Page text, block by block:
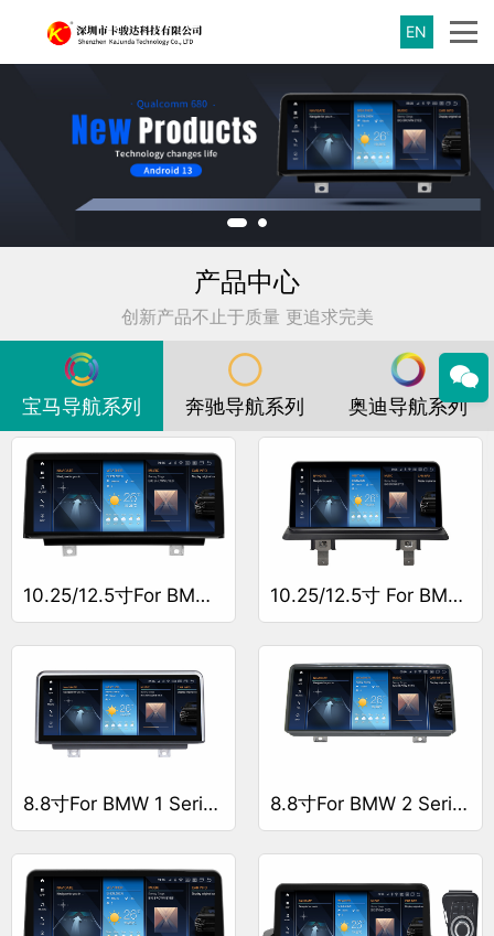
EN
产品中心
创新产品不止于质量 更追求完美
宝马导航系列 奔驰导航系列 奥迪导航系列
10.25/12.5寸For BMW 1 Series F20/F21/F23导航仪 10.25/12.5寸 For BMW 1 Series E81/E82/E87/E88导航仪
8.8寸For BMW 1 Series F20/F21/F23导航仪 8.8寸For BMW 2 Series F20/F22/FF30导航仪